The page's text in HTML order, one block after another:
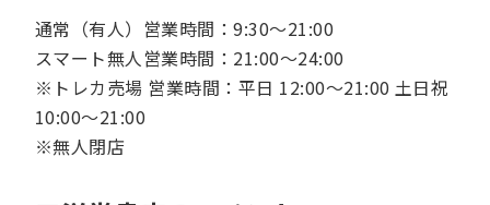
通常（有人）営業時間：9:30～21:00
スマート無人営業時間：21:00～24:00
※トレカ売場 営業時間：平日 12:00～21:00 土日祝
10:00～21:00
※無人閉店